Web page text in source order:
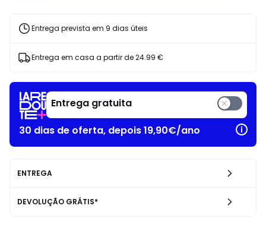
e
Entrega prevista em 9 dias úteis
Entrega em casa a partir de24.99 €
Entrega gratuita
30 dias de oferta, depois 19,90€/ano
ENTREGA
DEVOLUÇÃO GRÁTIS*